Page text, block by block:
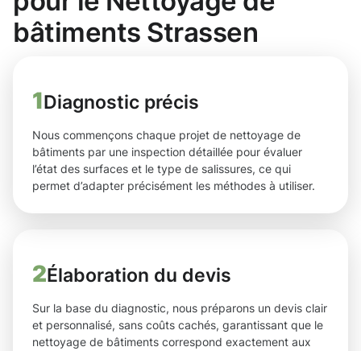
bâtiments Strassen
1Diagnostic précis
Nous commençons chaque projet de nettoyage de
bâtiments par une inspection détaillée pour évaluer
l’état des surfaces et le type de salissures, ce qui
permet d’adapter précisément les méthodes à utiliser.
2Élaboration du devis
Sur la base du diagnostic, nous préparons un devis clair
et personnalisé, sans coûts cachés, garantissant que le
nettoyage de bâtiments correspond exactement aux